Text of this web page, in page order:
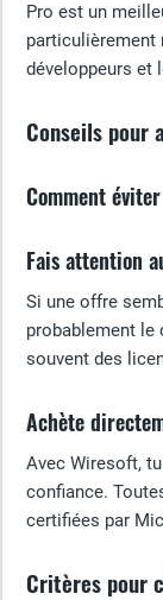
Pro est un
particulièrement
développeurs et
Conseils pour
Comment
Fais attention
Si une offre
probablement le
souvent des
Achète
Avec Wiresoft,
confiance.
certifiées par
Critères pour